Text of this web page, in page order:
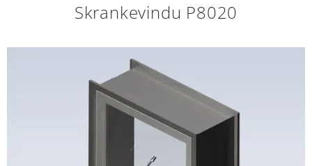
Skrankevindu P8020